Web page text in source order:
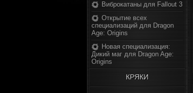
Виброкатаны для Fallout 3
Открытие всех
специализаций для Dragon
Age: Origins
Новая специализация:
Дикий маг для Dragon Age:
Origins
КРЯКИ